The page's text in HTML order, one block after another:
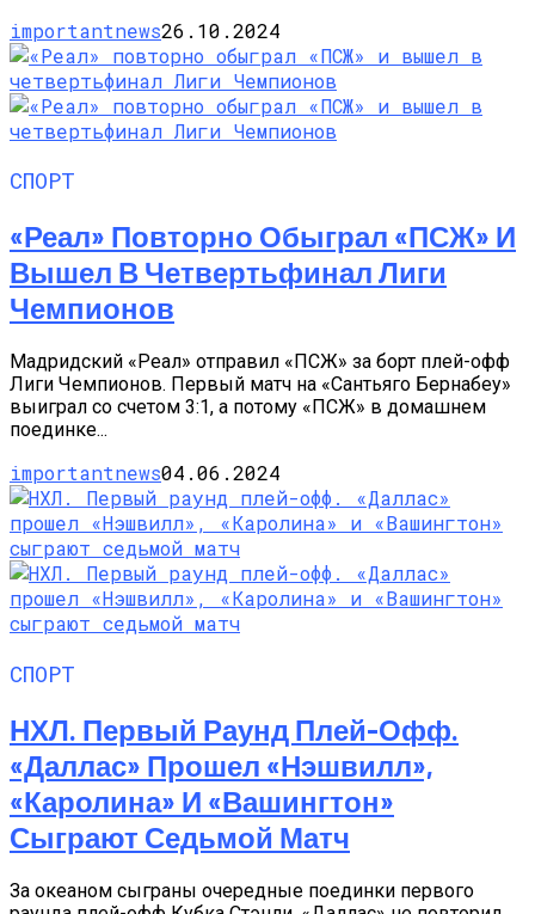
importantnews26.10.2024
СПОРТ
«Реал» Повторно Обыграл «ПСЖ» И
Вышел В Четвертьфинал Лиги
Чемпионов
Мадридский «Реал» отправил «ПСЖ» за борт плей-офф
Лиги Чемпионов. Первый матч на «Сантьяго Бернабеу»
выиграл со счетом 3:1, а потому «ПСЖ» в домашнем
поединке...
importantnews04.06.2024
СПОРТ
НХЛ. Первый Раунд Плей-Офф.
«Даллас» Прошел «Нэшвилл»,
«Каролина» И «Вашингтон»
Сыграют Седьмой Матч
За океаном сыграны очередные поединки первого